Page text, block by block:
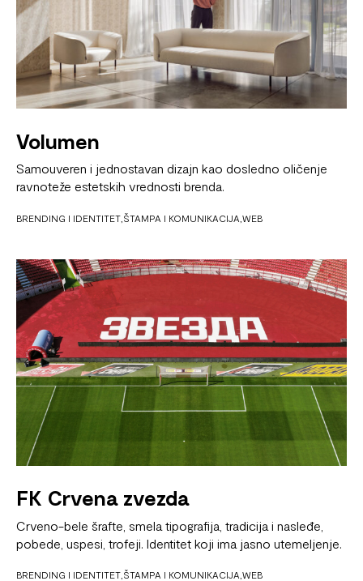
Volumen
Samouveren i jednostavan dizajn kao dosledno oličenje
ravnoteže estetskih vrednosti brenda.
BRENDING I IDENTITET ŠTAMPA I KOMUNIKACIJA WEB
FK Crvena zvezda
Crveno-bele šrafte, smela tipografija, tradicija i nasleđe,
pobede, uspesi, trofeji. Identitet koji ima jasno utemeljenje.
BRENDING I IDENTITET ŠTAMPA I KOMUNIKACIJA WEB